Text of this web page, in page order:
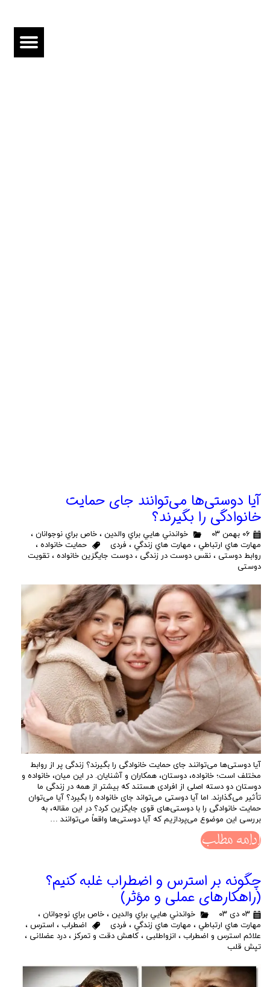
آیا دوستی‌ها می‌توانند جای حمایت
خانوادگی را بگیرند؟
۰۶ بهمن ۰۳ خواندني هايي براي والدين ، خاص براي نوجوانان ،
مهارت هاي ارتباطي ، مهارت هاي زندگي ، فردی حمایت خانواده ،
روابط دوستی ، نقس دوست در زندگی ، دوست جایگزین خانواده ، تقویت
دوستی
آیا دوستی‌ها می‌توانند جای حمایت خانوادگی را بگیرند؟ زندگی پر از روابط
مختلف است؛ خانواده، دوستان، همکاران و آشنایان. در این میان، خانواده و
دوستان دو دسته اصلی از افرادی هستند که بیشتر از همه در زندگی ما
تأثیر می‌گذارند. اما آیا دوستی می‌تواند جای خانواده را بگیرد؟ آیا می‌توان
حمایت خانوادگی را با دوستی‌های قوی جایگزین کرد؟ در این مقاله، به
بررسی این موضوع می‌پردازیم که آیا دوستی‌ها واقعاً می‌توانند …
ادامه مطلب
چگونه بر استرس و اضطراب غلبه کنیم؟
(راهکارهای عملی و مؤثر)
۰۳ دی ۰۳ خواندني هايي براي والدين ، خاص براي نوجوانان ،
مهارت هاي ارتباطي ، مهارت هاي زندگي ، فردی اضطراب ، استرس ،
علائم استرس و اضطراب ، انزواطلبی ، کاهش دقت و تمرکز ، درد عضلانی ،
تپش قلب